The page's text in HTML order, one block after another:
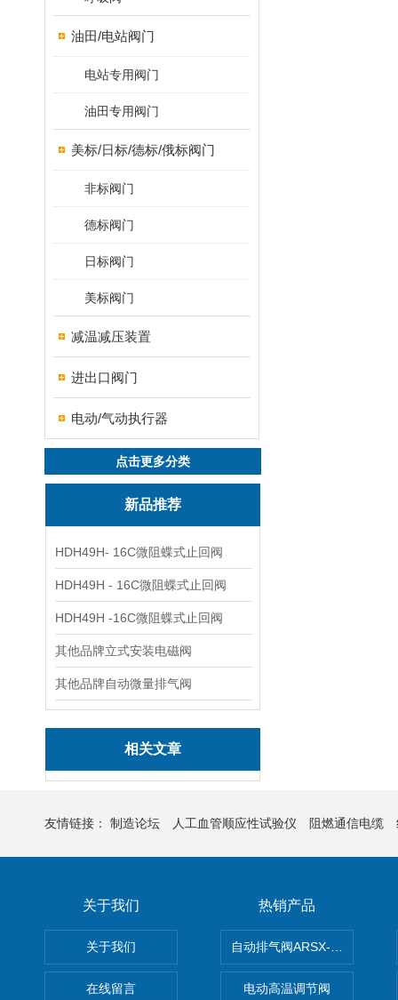
油田/电站阀门
电站专用阀门
油田专用阀门
美标/日标/德标/俄标阀门
非标阀门
德标阀门
日标阀门
美标阀门
减温减压装置
进出口阀门
电动/气动执行器
点击更多分类
新品推荐
HDH49H- 16C微阻蝶式止回阀
HDH49H - 16C微阻蝶式止回阀
HDH49H -16C微阻蝶式止回阀
其他品牌立式安装电磁阀
其他品牌自动微量排气阀
相关文章
友情链接： 制造论坛 人工血管顺应性试验仪 阻燃通信电缆
关于我们
关于我们
在线留言
热销产品
自动排气阀ARSX-0015/
电动高温调节阀